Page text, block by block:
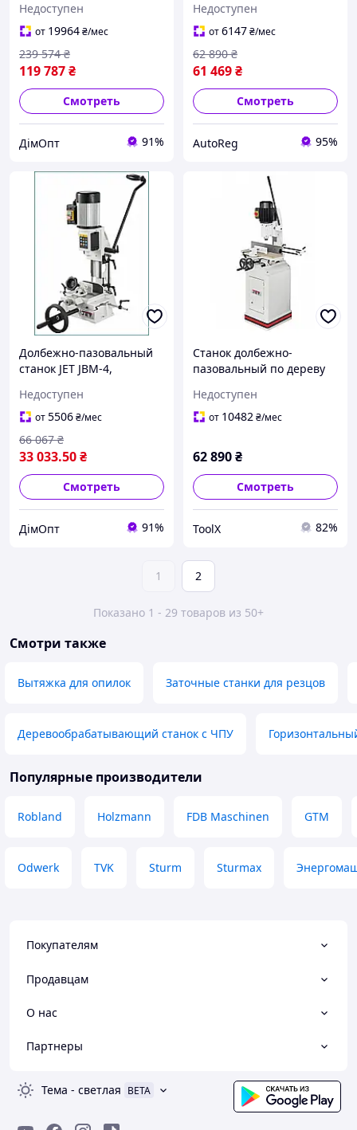
столика, 230В, 1.3/0.75кВт
Недоступен
от 19964₴/мес
119 787₴
239 574 ₴
Смотреть
ДімОпт 91%
Недоступен
от6147₴/мес
61 469₴
62 890 ₴
Смотреть
AutoReg 95%
Долбежно-пазовальный
станок JET JBM-4,
обработки древесины,
глубина долбления 110
мм
Недоступен
от5506₴/мес
33 033.50₴
66 067 ₴
Смотреть
ДімОпт 91%
Станок долбежно-
пазовальный по дереву
Недоступен
от 10482₴/мес
62 890₴
Смотреть
ToolX 82%
1 2
Показано 1 - 29 товаров из 50+
Смотри также
Вытяжка для опилок Заточные станки для резцов
Деревообрабатывающий станок с ЧПУ
Популярные производители
Robland Holzmann FDB Maschinen GTM
Odwerk TVK Sturm Sturmax
Покупателям
Продавцам
О нас
Партнеры
Тема - светлая BETA